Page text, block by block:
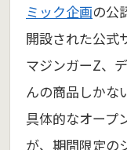
ミック企画の公
開設された公式
マジンガーZ、
んの商品しかな
具体的なオープ
が、期間限定の